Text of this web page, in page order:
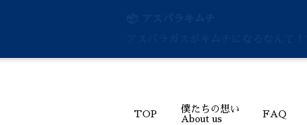
TOP
僕たちの想い
About us
FAQ